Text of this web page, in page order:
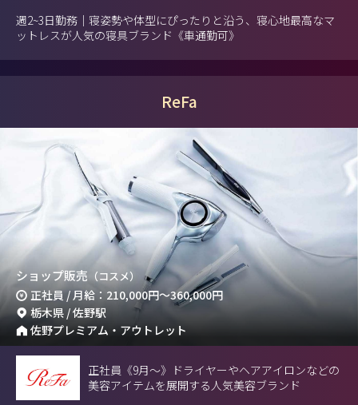
週2~3日勤務｜寝姿勢や体型にぴったりと沿う、寝心地最高なマ
ットレスが人気の寝具ブランド《車通勤可》
ReFa
ショップ販売 （コスメ）
正社員 / 月給：210,000円～360,000円
栃木県 / 佐野駅
佐野プレミアム・アウトレット
正社員《9月～》ドライヤーやヘアアイロンなどの
美容アイテムを展開する人気美容ブランド